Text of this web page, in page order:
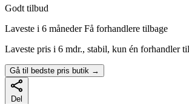
Godt tilbud
Laveste i 6 måneder Få forhandlere tilbage
Laveste pris i 6 mdr., stabil, kun én forhandler
Gå til bedste pris butik →
Del